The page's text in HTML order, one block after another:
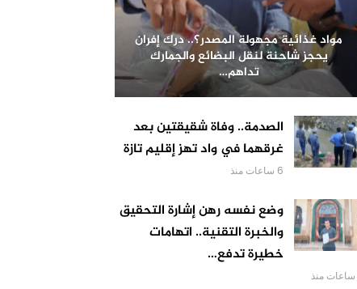
مواد غذائية مجهولة المصدر؟.. درك إفران
يحجز شاحنة لنقل البضائع والجمارك
تداهم…
الصدمة.. وفاة شقيقتين بعد
غرقهما في واد تهز إقليم تازة
6 ساعات منذ
وضع نفسه رهن إشارة التحقيق
والخبرة التقنية.. اتهامات
خطيرة تدفع…